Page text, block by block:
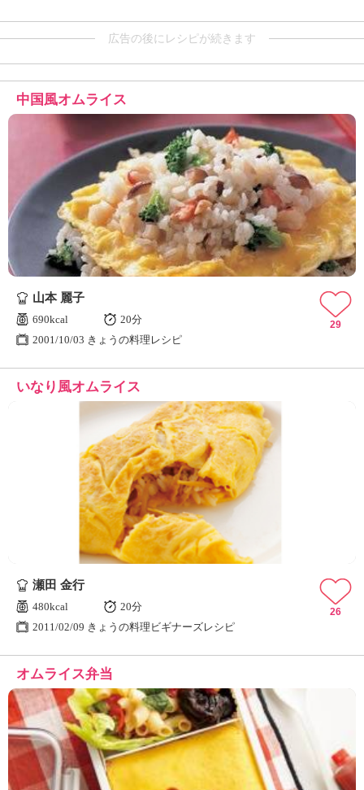
広告の後にレシピが続きます
中国風オムライス
山本 麗子
690kcal
20分
2001/10/03 きょうの料理レシピ
29
いなり風オムライス
瀬田 金行
480kcal
20分
2011/02/09 きょうの料理ビギナーズレシピ
26
オムライス弁当